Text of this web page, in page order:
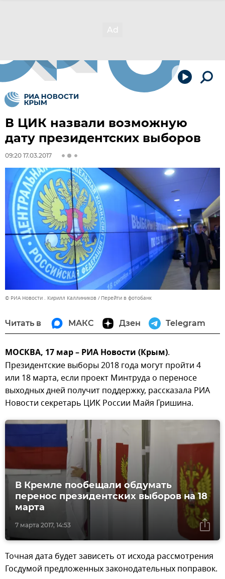
В ЦИК назвали возможную
дату президентских выборов
09:20 17.03.2017
© РИА Новости . Кирилл Каллиников Перейти в фотобанк
Читать в МАКС Дзен Telegram
МОСКВА, 17 мар – РИА Новости (Крым).
Президентские выборы 2018 года могут пройти 4
или 18 марта, если проект Минтруда о переносе
выходных дней получит поддержку, рассказала РИА
Новости секретарь ЦИК России Майя Гришина.
7 марта 2017, 14:53
В Кремле пообещали обдумать
перенос президентских выборов на 18
марта
Точная дата будет зависеть от исхода рассмотрения
Госдумой предложенных законодательных поправок.